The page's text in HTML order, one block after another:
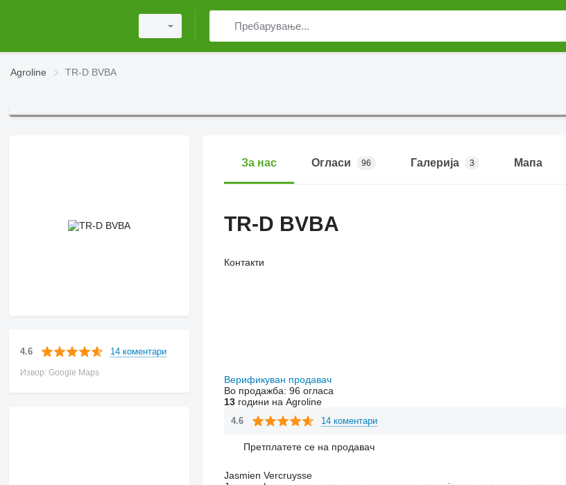
Agroline TR-D BVBA
4.6 14 коментари
Извор: Google Maps
За нас Огласи 96 Галерија 3 Мапа
TR-D BVBA
Контакти
Верификуван продавач
Во продажба: 96 огласа
13години на Agroline
4.6 14 коментари
Претплатете се на продавач
Jasmien Vercruysse